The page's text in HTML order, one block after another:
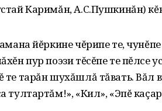
Каримăн, А.С.Пушкинăн)
йĕркине чĕрипе те,
пур поэзи тĕсĕпе те пĕлсе
тарăн шухăшлă тăвать. Вăл
тултартăм!», «Кил», «Эпĕ